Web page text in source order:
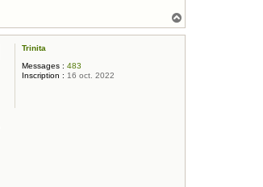
a
u
Trinita
Messages : 483
Inscription : 16 oct. 2022